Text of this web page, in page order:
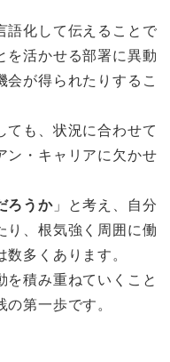
語化して伝えることで
を活かせる部署に異動
会が得られたりするこ
ても、状況に合わせて
ン・キャリアに欠かせ
ろうか」と考え、自分
り、根気強く周囲に働
多くあります。
を積み重ねていくこと
第一歩です。